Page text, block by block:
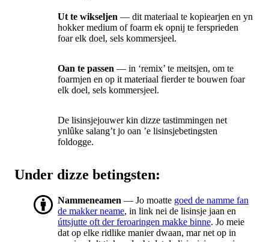
Ut te wikseljen — dit materiaal te kopiearjen en yn
hokker medium of foarm ek opnij te fersprieden
foar elk doel, sels kommersjeel.
Oan te passen — in ‘remix’ te meitsjen, om te
foarmjen en op it materiaal fierder te bouwen foar
elk doel, sels kommersjeel.
De lisinsjejouwer kin dizze tastimmingen net
ynlûke salang’t jo oan ’e lisinsjebetingsten
foldogge.
Under dizze betingsten:
Nammeneamen — Jo moatte goed de namme fan
de makker neame, in link nei de lisinsje jaan en
úttsjutte oft der feroaringen makke binne. Jo meie
dat op elke ridlike manier dwaan, mar net op in